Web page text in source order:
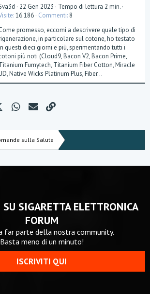
22 Gen 2023
Tempo di lettura 2 min.
16.186 Commenti 8
promesso, eccomi a descrivere quale tipo di
in particolare sul cotone, ho testato
questi dieci giorni e più, sperimentando tutti i
più noti (Cloud9, Bacon V2, Bacon Prime,
Fumytech, Titanium Fiber Cotton, Miracle
Native Wicks Platinum Plus, Fiber...
X (Twitter)WhatsApp
e-mail
sulla Salute
SIGARETTA ELETTRONICA
FORUM
far parte della nostra community.
Basta meno di un minuto!
ISCRIVITI QUI